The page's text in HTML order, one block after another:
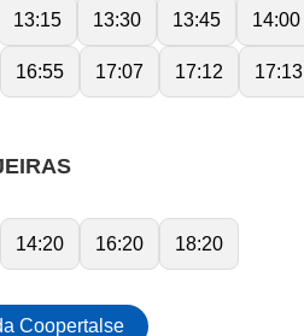
13:15 13:30 13:45 14:00
16:55 17:07 17:12 17:13
14:20 16:20 18:20
Coopertalse